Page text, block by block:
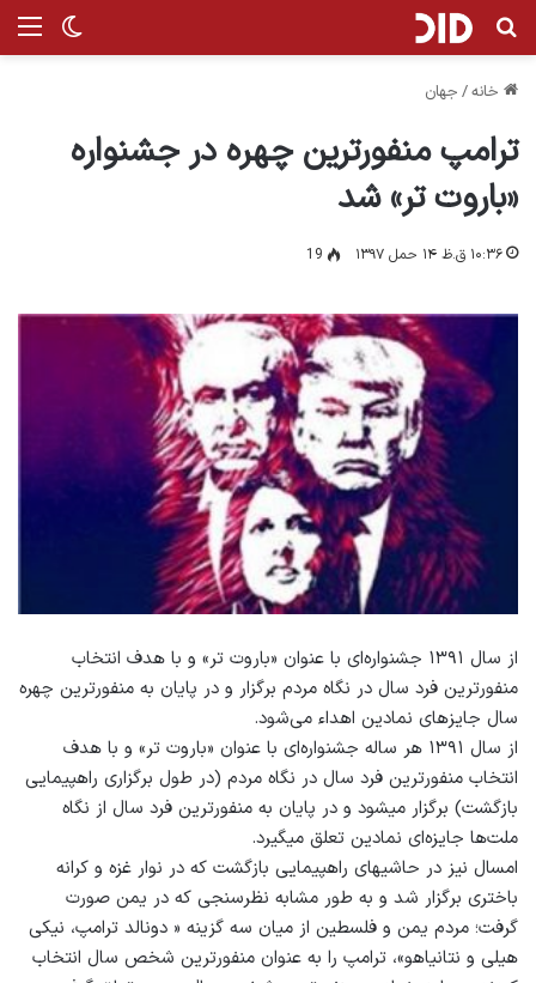
تغییر جستجو برای
خانه/ جهان
ترامپ منفورترین چهره در جشنواره
«باروت تر» شد
۱۰:۳۶ ق.ظ ۱۴ حمل ۱۳۹۷ 19
از سال ۱۳۹۱ جشنواره‌ای با عنوان «باروت تر» و با هدف انتخاب
منفورترین فرد سال در نگاه مردم برگزار و در پایان به منفورترین چهره
سال جایزهای نمادین اهداء می‌شود.
از سال ۱۳۹۱ هر ساله جشنواره‌ای با عنوان «باروت تر» و با هدف
انتخاب منفورترین فرد سال در نگاه مردم (در طول برگزاری راهپیمایی
بازگشت) برگزار میشود و در پایان به منفورترین فرد سال از نگاه
ملت‌ها جایزه‌ای نمادین تعلق میگیرد.
امسال نیز در حاشیهای راهپیمایی بازگشت که در نوار غزه و کرانه
باختری برگزار شد و به طور مشابه نظرسنجی که در یمن صورت
گرفت؛ مردم یمن و فلسطین از میان سه گزینه « دونالد ترامپ، نیکی
هیلی و نتانیاهو»، ترامپ را به عنوان منفورترین شخص سال انتخاب